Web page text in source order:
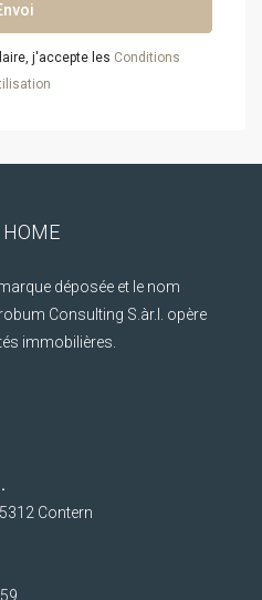
j'accepte les Conditions
déposée et le nom
Consulting S.àr.l. opère
immobilières.
Contern